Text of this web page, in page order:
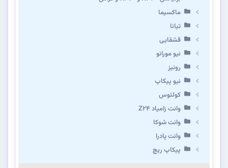
ماکسیما
تیانا
قشقایی
نیو مورانو
رونیز
نیو پیکاپ
كولئوس
وانت زامیاد Z24
وانت شوکا
وانت پادرا
پیکاپ ریچ